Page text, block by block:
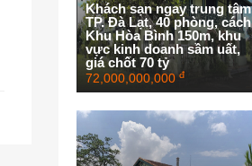
Khách sạn ngay trung tâm
TP. Đà Lạt, 40 phòng, cách
Khu Hòa Bình 150m, khu
vực kinh doanh sầm uất,
giá chốt 70 tỷ
72,000,000,000đ